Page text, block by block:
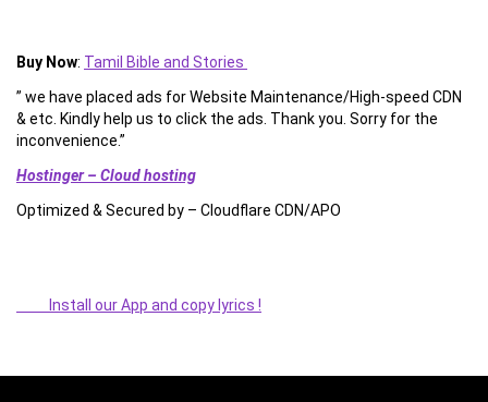
Buy Now: Tamil Bible and Stories
” we have placed ads for Website Maintenance/High-speed CDN
& etc. Kindly help us to click the ads. Thank you. Sorry for the
inconvenience.”
Hostinger – Cloud hosting
Optimized & Secured by – Cloudflare CDN/APO
Install our App and copy lyrics !